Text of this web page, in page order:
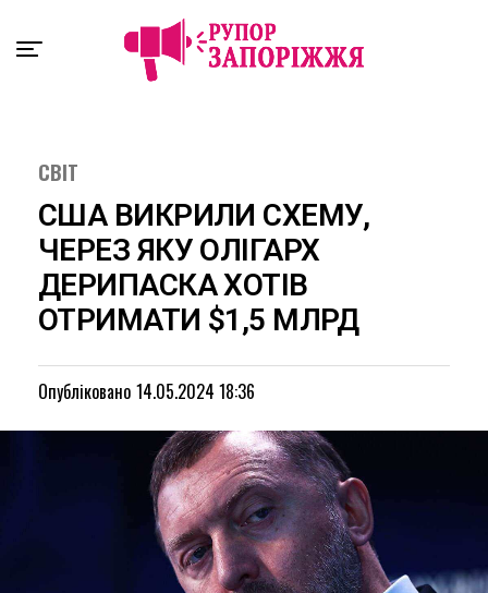
СВІТ
США ВИКРИЛИ СХЕМУ,
ЧЕРЕЗ ЯКУ ОЛІГАРХ
ДЕРИПАСКА ХОТІВ
ОТРИМАТИ $1,5 МЛРД
Опубліковано 14.05.2024 18:36
Exit mobile version